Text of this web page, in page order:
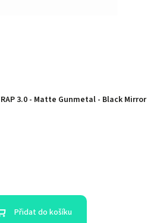
3.0 - Matte Gunmetal - Black Mirror
Přidat do košíku